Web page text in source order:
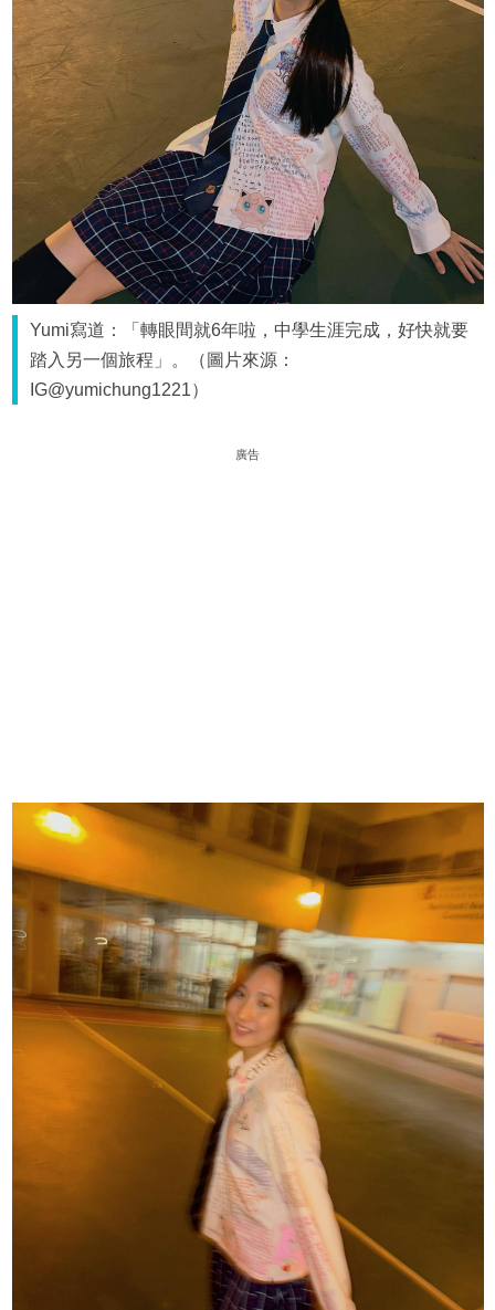
Yumi寫道：「轉眼間就6年啦，中學生涯完成，好快就要
踏入另一個旅程」。（圖片來源：
IG@yumichung1221）
廣告